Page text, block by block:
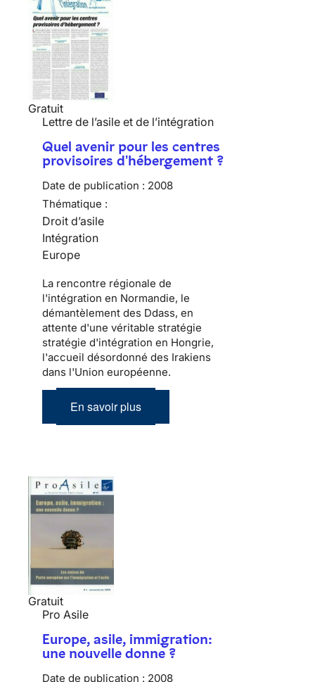
Gratuit
Lettre de l’asile et de l’intégration
Quel avenir pour les centres
provisoires d'hébergement ?
Date de publication : 2008
Thématique :
Droit d’asile
Intégration
Europe
La rencontre régionale de
l'intégration en Normandie, le
démantèlement des Ddass, en
attente d'une véritable stratégie
stratégie d'intégration en Hongrie,
l'accueil désordonné des Irakiens
dans l'Union européenne.
En savoir plus
Gratuit
Pro Asile
Europe, asile, immigration:
une nouvelle donne ?
Date de publication : 2008